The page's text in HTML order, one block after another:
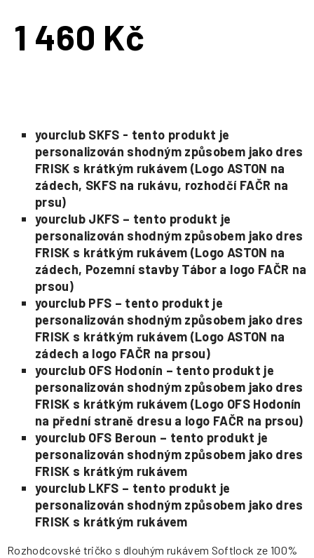
1 460 Kč
Měrná
yourclub SKFS - tento produkt je
personalizován shodným způsobem jako dres
FRISK s krátkým rukávem (Logo ASTON na
zádech, SKFS na rukávu, rozhodčí FAČR na
prsu)
yourclub JKFS – tento produkt je
personalizován shodným způsobem jako dres
FRISK s krátkým rukávem (Logo ASTON na
zádech, Pozemní stavby Tábor a logo FAČR na
prsou)
yourclub PFS – tento produkt je
personalizován shodným způsobem jako dres
FRISK s krátkým rukávem (Logo ASTON na
zádech a logo FAČR na prsou)
yourclub OFS Hodonín – tento produkt je
personalizován shodným způsobem jako dres
FRISK s krátkým rukávem (Logo OFS Hodonín
na přední straně dresu a logo FAČR na prsou)
yourclub OFS Beroun – tento produkt je
personalizován shodným způsobem jako dres
FRISK s krátkým rukávem
yourclub LKFS – tento produkt je
personalizován shodným způsobem jako dres
FRISK s krátkým rukávem
Rozhodcovské tričko s dlouhým rukávem Softlock ze 100%